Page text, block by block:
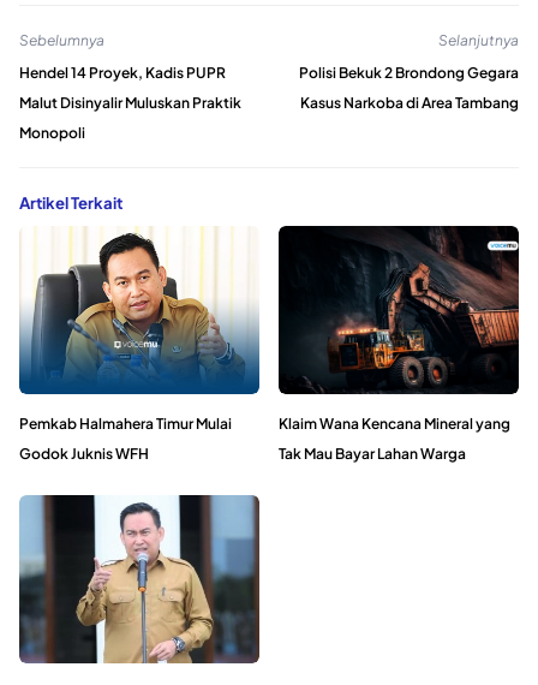
Sebelumnya
Hendel 14 Proyek, Kadis PUPR
Malut Disinyalir Muluskan Praktik
Monopoli
Selanjutnya
Polisi Bekuk 2 Brondong Gegara
Kasus Narkoba di Area Tambang
Artikel Terkait
Pemkab Halmahera Timur Mulai
Godok Juknis WFH
Klaim Wana Kencana Mineral yang
Tak Mau Bayar Lahan Warga